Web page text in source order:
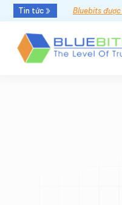
Tin tức Bluebits được